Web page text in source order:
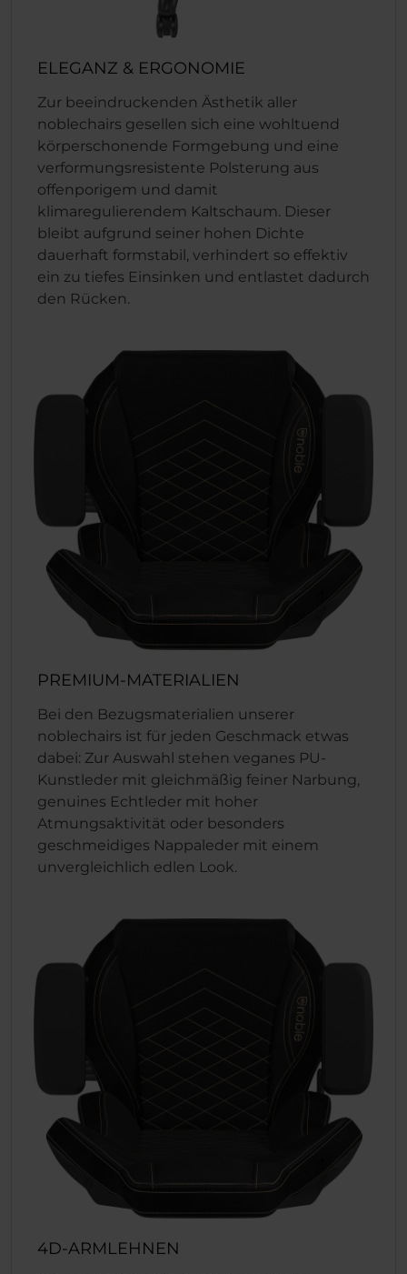
ELEGANZ & ERGONOMIE
Zur beeindruckenden Ästhetik aller
noblechairs gesellen sich eine wohltuend
körperschonende Formgebung und eine
verformungsresistente Polsterung aus
offenporigem und damit
klimaregulierendem Kaltschaum. Dieser
bleibt aufgrund seiner hohen Dichte
dauerhaft formstabil, verhindert so effektiv
ein zu tiefes Einsinken und entlastet dadurch
den Rücken.
PREMIUM-MATERIALIEN
Bei den Bezugsmaterialien unserer
noblechairs ist für jeden Geschmack etwas
dabei: Zur Auswahl stehen veganes PU-
Kunstleder mit gleichmäßig feiner Narbung,
genuines Echtleder mit hoher
Atmungsaktivität oder besonders
geschmeidiges Nappaleder mit einem
unvergleichlich edlen Look.
4D-ARMLEHNEN